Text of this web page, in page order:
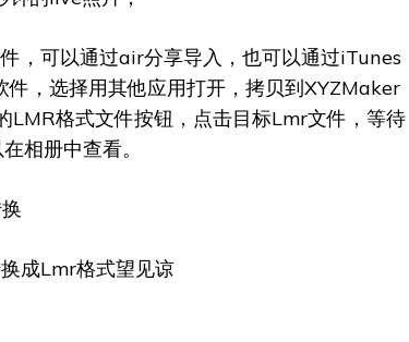
，可以通过air分享导入，也可以通过iTunes
，选择用其他应用打开，拷贝到XYZMaker
LMR格式文件按钮，点击目标Lmr文件，等待
相册中查看。
成Lmr格式望见谅